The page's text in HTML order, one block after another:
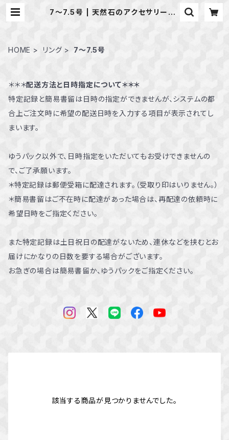
7～7.5号 | 天然石のアクセサリーSh
HOME リング 7～7.5号
＊＊＊配送方法と日時指定について＊＊＊
特定記録と簡易書留は日時の指定ができませんが、システムの都
合上ご注文時に希望の配送日時を入力する項目が表示されてし
まいます。
ゆうパック以外で、日時指定をいただいてもお受けできませんの
で、ご了承願います。
＊特定記録は郵便受箱に配達されます。（受取り印はいりません。）
＊簡易書留はご不在時に配達があった場合は、再配達の依頼時に
希望日時をご指定ください。
また特定記録は土日祝日の配達がないため、連休などを挟むとお
届けにかなりの日数を要する場合がございます。
お急ぎの場合は簡易書留か、ゆうパックをご指定ください。
該当する商品が見つかりませんでした。